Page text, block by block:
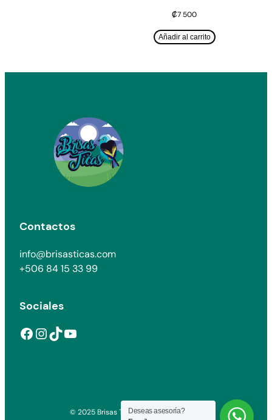
₡7 500
Añadir al carrito
Contactos
info@brisasticas.com
+506 84 15 33 99
Sociales
Facebook InstagramTikTok YouTube
© 2025 Brisas Ticas. All rights reserved.
Deseas asesoría?